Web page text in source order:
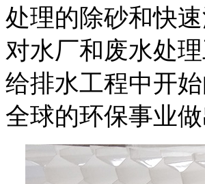
处理的除砂和快
对水厂和废水处
给排水工程中开
全球的环保事业做